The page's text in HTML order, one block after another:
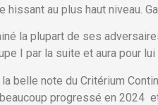
hissant au plus haut niveau.
la plupart de ses
I par la suite et aura pour
belle note du Critérium
progressé en 2024